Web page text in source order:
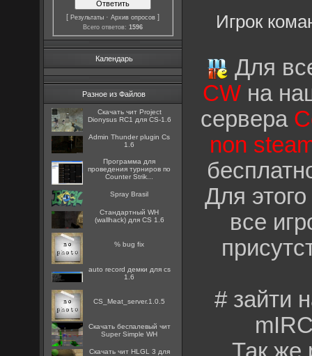
[Результаты ·Архив опросов ]
Всего ответов:1596
Календарь
Разное из Файлов
Скачать чит Project
Dionysus RC1 для CS-1.6
Admin Thunder plugin Cs
1.6
Программа для
проведения турниров по
Counter Strik...
Spray Brasil
Стандартный WH
(wallhack) для CS 1.6
% bug fix
auto record демки для cs
1.6
CS_Meat_server.1.0.5
Скачать беспалевый чит
Super Simple WH
Скачать чит HLGL 3 для
Игрок
Для
CWна
сервера
non
Для
все
# зайти